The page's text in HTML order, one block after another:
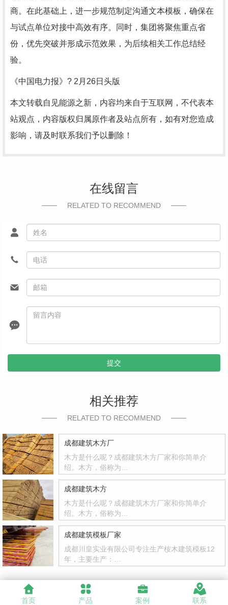
商。在此基础上，进一步规范制定沟通文本模板，确保在
与试点单位对接中高效有序。同时，集团将聚焦重点省
份，优先突破并形成示范效果，为后续相关工作总结经
验。
《中国电力报》? 2月26日头版
本文转载自见能源之新，内容均来自于互联网，不代表本
站观点，内容版权归属原作者及站点所有，如有对您造成
影响，请及时联系我们予以删除！
在线留言
RELATED TO RECOMMEND
提交
相关推荐
RELATED TO RECOMMEND
成都建筑木方厂
木方是什么呢？成都建筑木方厂家和你简单介
绍。木方，俗称为…
成都建筑木方
木方是什么呢？成都建筑木方厂家和你简单介
绍。木方，俗称为…
成都建筑模板厂家
成都川皇实业有限公司专注生产桉木建筑模板12
年，主要生产：…
首页 产品 案例 联系